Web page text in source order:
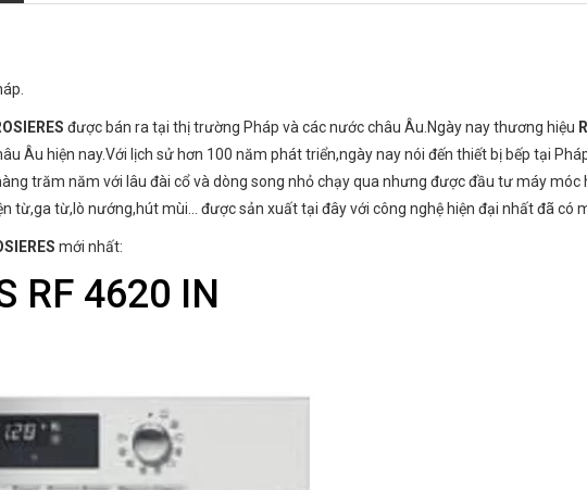
được bán ra tại thị trường Pháp và các nước châu Âu.Ngày nay thương hiệu
Âu hiện nay.Với lịch sử hơn 100 năm phát triển,ngày nay nói đến thiết bị bếp tại
trăm năm với lâu đài cổ và dòng song nhỏ chạy qua nhưng được đầu tư máy
từ,ga từ,lò nướng,hút mùi… được sản xuất tại đây với công nghệ hiện đại nhất đã có
mới nhất:
RF 4620 IN